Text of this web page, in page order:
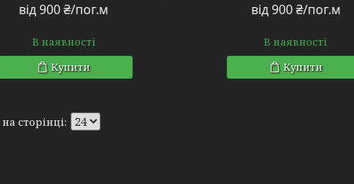
від 900 ₴/пог.м
В наявності
Купити
від 900 ₴/пог.м
В наявності
Купити